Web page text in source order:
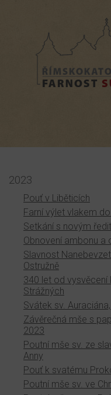
2023
Pouť v Liběticích
Farní výlet vlakem
Setkání s novým
Obnovení ambonu a
Slavnost
Ostružně
340 let od vysvěcení
Strážných
Svátek sv.
Závěrečná mše s
2023
Poutní mše sv. ze
Anny
Pouť k svatému
Poutní mše sv. ve